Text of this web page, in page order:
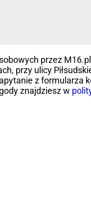
przez
przy ulicy
z formularza
znajdziesz w